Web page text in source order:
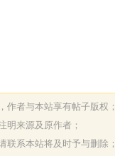
作者与本站享有帖子版权；
明来源及原作者；
联系本站将及时予与删除；